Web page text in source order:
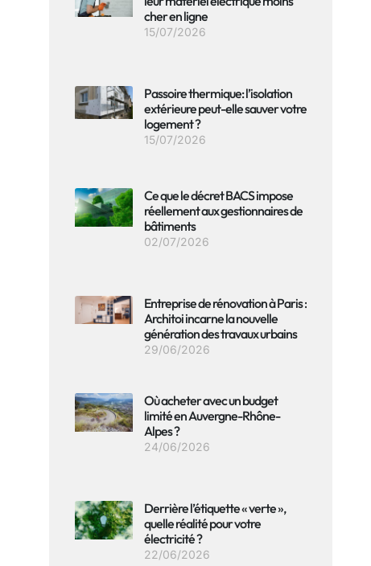
cher en ligne
15/07/2026
Passoire thermique: l’isolation
extérieure peut-elle sauver votre
logement ?
15/07/2026
Ce que le décret BACS impose
réellement aux gestionnaires de
bâtiments
02/07/2026
Entreprise de rénovation à Paris :
Architoi incarne la nouvelle
génération des travaux urbains
29/06/2026
Où acheter avec un budget
limité en Auvergne-Rhône-
Alpes ?
24/06/2026
Derrière l’étiquette « verte »,
quelle réalité pour votre
électricité ?
22/06/2026